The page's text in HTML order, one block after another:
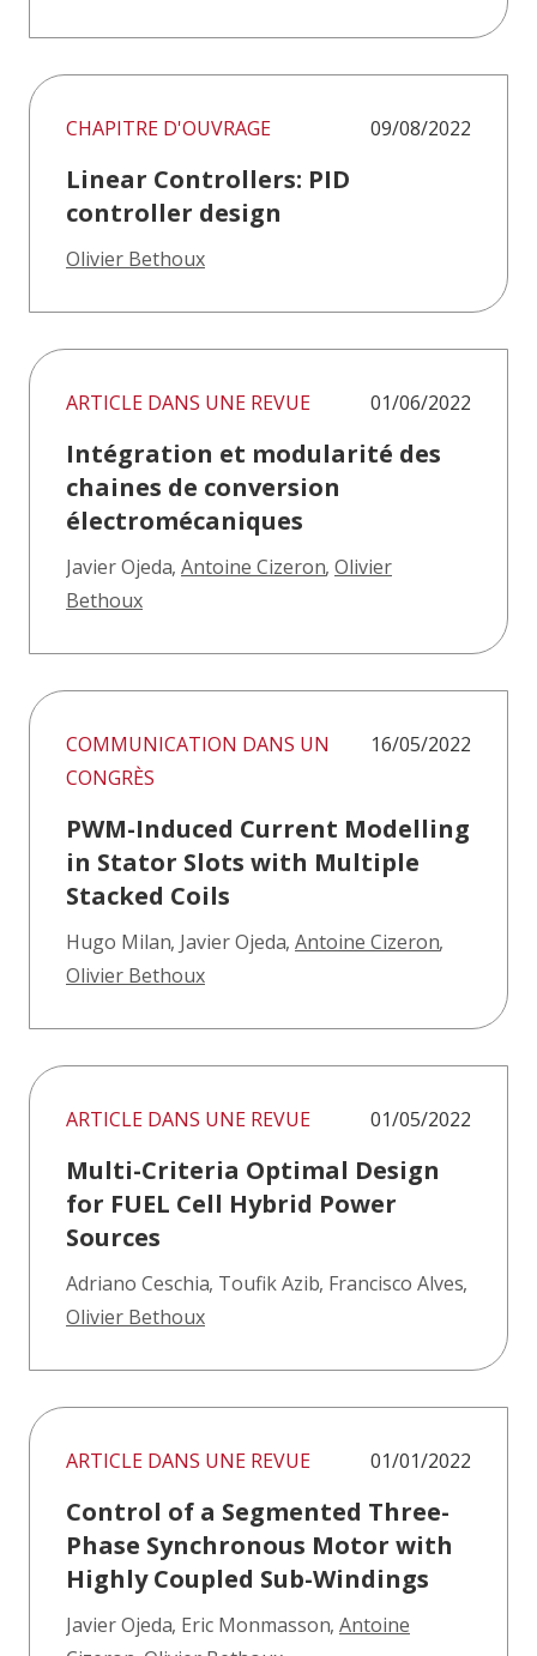
CHAPITRE D'OUVRAGE 09/08/2022
Linear Controllers: PID
controller design
Olivier Bethoux
ARTICLE DANS UNE REVUE 01/06/2022
Intégration et modularité des
chaines de conversion
électromécaniques
Javier Ojeda, Antoine Cizeron, Olivier
Bethoux
COMMUNICATION DANS UN
CONGRÈS
16/05/2022
PWM-Induced Current Modelling
in Stator Slots with Multiple
Stacked Coils
Hugo Milan, Javier Ojeda, Antoine Cizeron,
Olivier Bethoux
ARTICLE DANS UNE REVUE 01/05/2022
Multi-Criteria Optimal Design
for FUEL Cell Hybrid Power
Sources
Adriano Ceschia, Toufik Azib, Francisco Alves,
Olivier Bethoux
ARTICLE DANS UNE REVUE 01/01/2022
Control of a Segmented Three-
Phase Synchronous Motor with
Highly Coupled Sub-Windings
Javier Ojeda, Eric Monmasson, Antoine